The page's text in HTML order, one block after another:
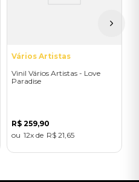
Vários Artistas
Vinil Vários Artistas - Love
Paradise
R$ 259,90
12
R$ 21 65